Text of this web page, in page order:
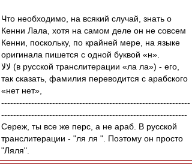
Что необходимо, на всякий случай, знать о
Кенни Лала, хотя на самом деле он не совсем
Кенни, поскольку, по крайней мере, на языке
оригинала пишется с одной буквой «н».
لالا (в русской транслитерации «ла ла») - его,
так сказать, фамилия переводится с арабского
«нет нет»,
---------------------------------------------------------------
--------------------------------------------------------------
Сереж, ты все же перс, а не араб. В русской
транслитерации - "ля ля ". Поэтому он просто
"Ляля".